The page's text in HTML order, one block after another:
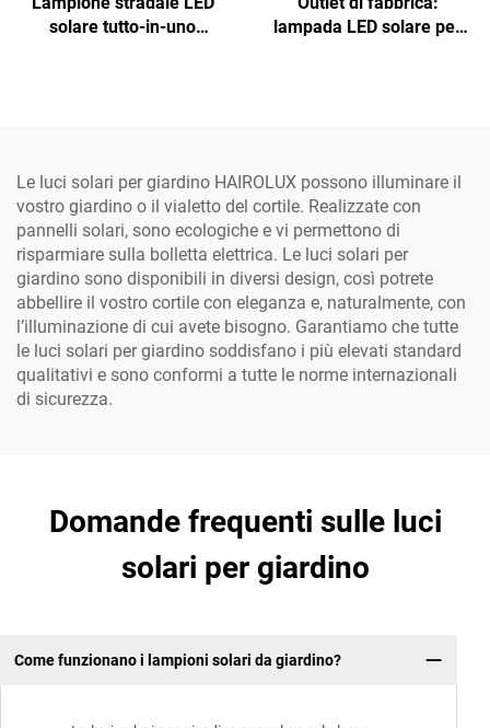
solare tutto-in-uno
lampada LED solare per
Le luci solari per giardino HAIROLUX possono illuminare il
vostro giardino o il vialetto del cortile. Realizzate con
pannelli solari, sono ecologiche e vi permettono di
risparmiare sulla bolletta elettrica. Le luci solari per
giardino sono disponibili in diversi design, così potrete
abbellire il vostro cortile con eleganza e, naturalmente, con
l’illuminazione di cui avete bisogno. Garantiamo che tutte
le luci solari per giardino soddisfano i più elevati standard
qualitativi e sono conformi a tutte le norme internazionali
di sicurezza.
Domande frequenti sulle luci
solari per giardino
Come funzionano i lampioni solari da giardino?